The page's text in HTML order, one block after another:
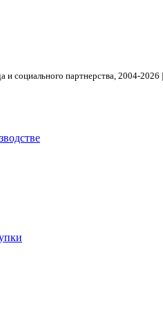
социального партнерства, 2004-